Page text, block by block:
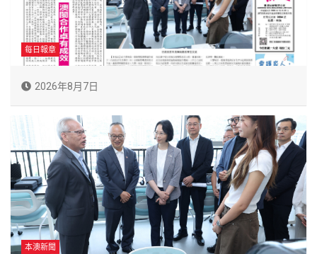
每日報章
2026年8月7日
本澳新聞